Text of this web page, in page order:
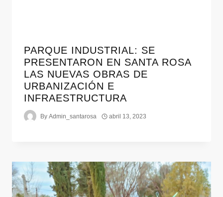
PARQUE INDUSTRIAL: SE
PRESENTARON EN SANTA ROSA
LAS NUEVAS OBRAS DE
URBANIZACIÓN E
INFRAESTRUCTURA
By Admin_santarosa abril 13, 2023